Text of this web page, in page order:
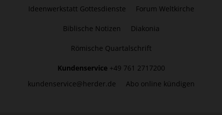
Ideenwerkstatt Gottesdienste Forum Weltkirche
Biblische Notizen Diakonia
Römische Quartalschrift
Kundenservice +49 761 2717200
kundenservice@herder.de
Abo online kündigen